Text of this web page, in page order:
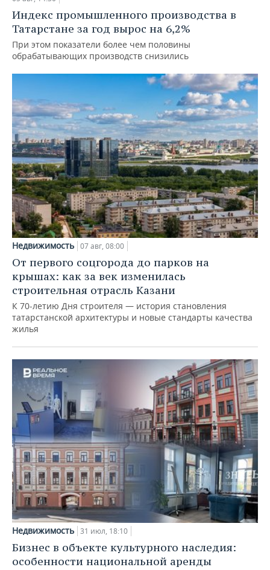
Индекс промышленного производства в
Татарстане за год вырос на 6,2%
При этом показатели более чем половины
обрабатывающих производств снизились
Недвижимость 07 авг, 08:00
От первого соцгорода до парков на
крышах: как за век изменилась
строительная отрасль Казани
К 70-летию Дня строителя — история становления
татарстанской архитектуры и новые стандарты качества
жилья
Недвижимость 31 июл, 18:10
Бизнес в объекте культурного наследия:
особенности национальной аренды